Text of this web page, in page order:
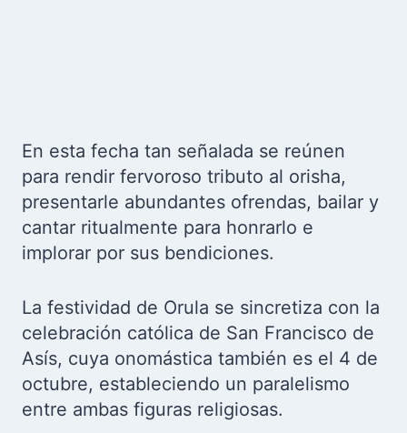
En esta fecha tan señalada se reúnen
para rendir fervoroso tributo al orisha,
presentarle abundantes ofrendas, bailar y
cantar ritualmente para honrarlo e
implorar por sus bendiciones.
La festividad de Orula se sincretiza con la
celebración católica de San Francisco de
Asís, cuya onomástica también es el 4 de
octubre, estableciendo un paralelismo
entre ambas figuras religiosas.